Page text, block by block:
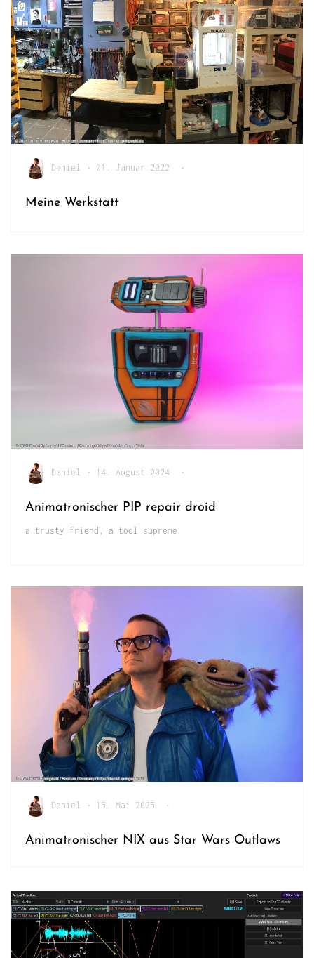
Daniel • 01. Januar 2022 •
Meine Werkstatt
Daniel • 14. August 2024 •
Animatronischer PIP repair droid
a trusty friend, a tool supreme
Daniel • 15. Mai 2025 •
Animatronischer NIX aus Star Wars Outlaws